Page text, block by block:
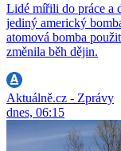
Lidé mířili do práce a
jediný americký
atomová bomba
změnila běh dějin.
Aktuálně.cz - Zprávy
dnes, 06:15